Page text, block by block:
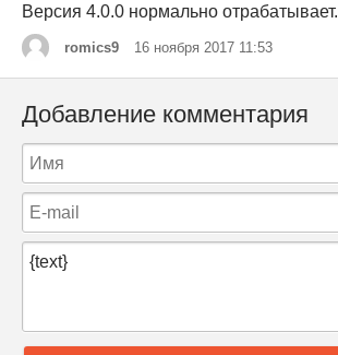
Версия 4.0.0 нормально отрабатывает.
romics9 16 ноября 2017 11:53
Добавление комментария